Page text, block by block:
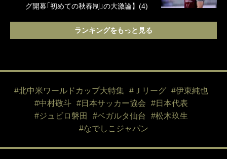
グ開幕｢初めての秋春制｣の大激論】(4)
ランキングをもっと見る
#北中米ワールドカップ大特集 #Ｊリーグ
#伊東純也
#中村敬斗
#日本サッカー協会
#日本代表
#ジュビロ磐田
#ベガルタ仙台
#松木玖生
#なでしこジャパン